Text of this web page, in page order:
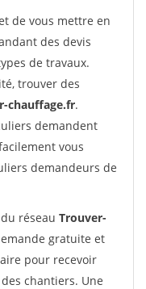
de vous mettre en
des devis
de travaux.
trouver des
chauffage.fr.
demandent
vous
demandeurs de
réseau Trouver-
gratuite et
pour recevoir
chantiers. Une